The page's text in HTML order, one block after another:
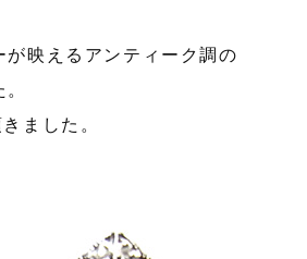
が映えるアンティーク調の
ました。